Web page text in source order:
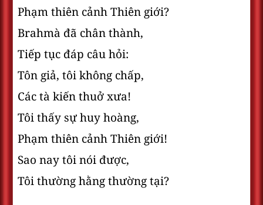
Phạm thiên cảnh Thiên giới?
Brahmà đã chân thành,
Tiếp tục đáp câu hỏi:
Tôn giả, tôi không chấp,
Các tà kiến thuở xưa!
Tôi thấy sự huy hoàng,
Phạm thiên cảnh Thiên giới!
Sao nay tôi nói được,
Tôi thường hằng thường tại?